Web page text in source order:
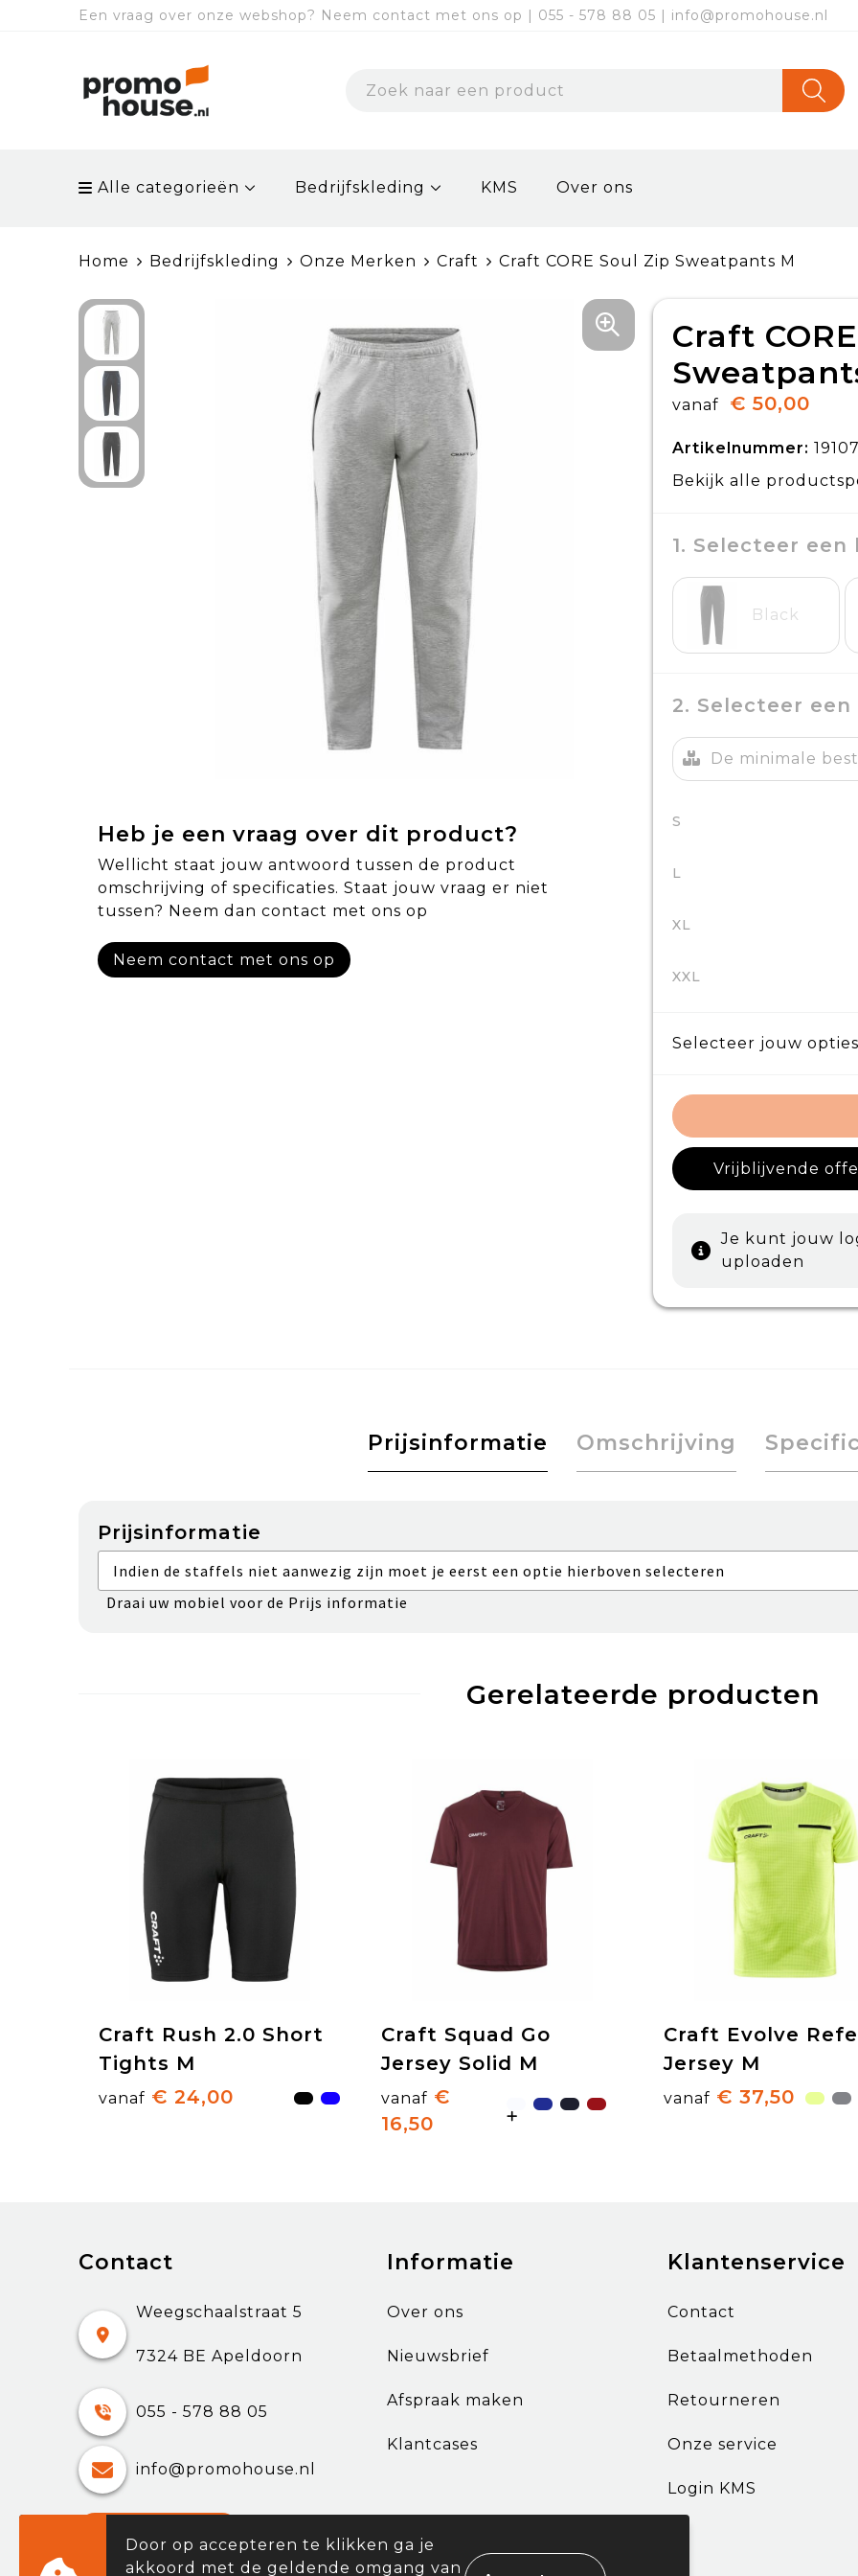
Een vraag over onze webshop? Neem contact met ons op | 055 - 578 88 05 | info@promohouse.nl
Alle categorieën Bedrijfskleding KMS Over ons
Home Bedrijfskleding Onze Merken Craft Craft CORE Soul Zip Sweatpants M
Heb je een vraag over dit product?
Wellicht staat jouw antwoord tussen de product
omschrijving of specificaties. Staat jouw vraag er niet
tussen? Neem dan contact met ons op
Neem contact met ons op
Craft
vanaf € 50,00
Artikelnummer:
Bekijk alle
1. Selecteer een
Black
2. Selecteer een
De minimale
S
L
XL
XXL
Selecteer jouw
Vrijblijvende
Je kunt jouw
uploaden
Prijsinformatie Omschrijving
Prijsinformatie
Indien de staffels niet aanwezig zijn moet je eerst een optie hierboven selecteren
Draai uw mobiel voor de Prijs informatie
Gerelateerde producten
Craft Rush 2.0 Short
Tights M
vanaf € 24,00
Craft Squad Go
Jersey Solid M
vanaf €
16,50
Craft Evolve
Jersey M
vanaf € 37,50
Contact
Weegschaalstraat 5
7324 BE Apeldoorn
055 - 578 88 05
info@promohouse.nl
Informatie
Over ons
Nieuwsbrief
Afspraak maken
Klantcases
Klantenservice
Contact
Betaalmethoden
Retourneren
Onze service
Login KMS
Door op accepteren te klikken ga je
akkoord met de geldende omgang van